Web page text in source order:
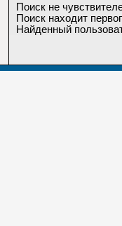
Поиск не
Поиск находит
Найденный